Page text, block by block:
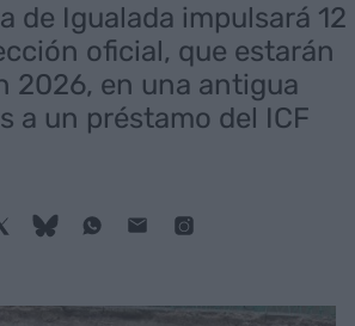
de Igualada impulsará 12
oficial, que estarán
2026, en una antigua
a un préstamo del ICF